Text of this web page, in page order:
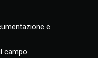
e
campo